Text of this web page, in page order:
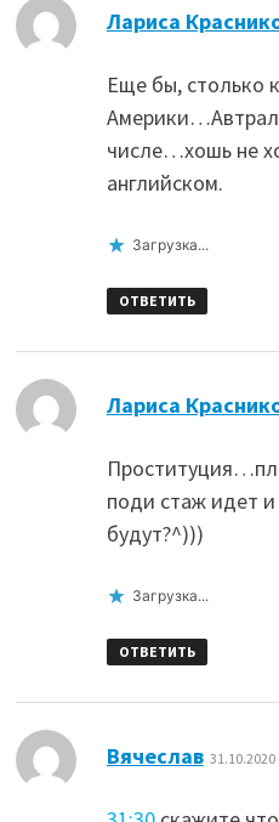
Лариса
Еще бы, столько
числе…хошь не
английском.
Загрузка...
ОТВЕТИТЬ
Лариса
поди стаж идет
будут?^)))
Загрузка...
ОТВЕТИТЬ
Вячеслав: 31.10.2020